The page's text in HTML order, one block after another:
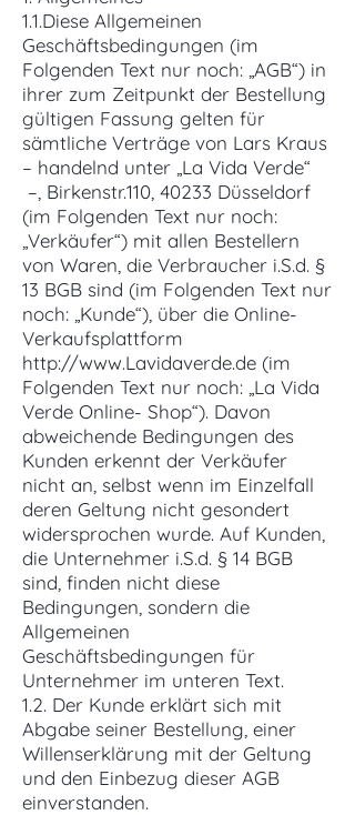
1.1.Diese Allgemeinen
Geschäftsbedingungen (im
Folgenden Text nur noch: „AGB“) in
ihrer zum Zeitpunkt der Bestellung
gültigen Fassung gelten für
sämtliche Verträge von Lars Kraus
– handelnd unter „La Vida Verde“
–, Birkenstr.110, 40233 Düsseldorf
(im Folgenden Text nur noch:
„Verkäufer“) mit allen Bestellern
von Waren, die Verbraucher i.S.d. §
13 BGB sind (im Folgenden Text nur
noch: „Kunde“), über die Online-
Verkaufsplattform
http://www.Lavidaverde.de (im
Folgenden Text nur noch: „La Vida
Verde Online- Shop“). Davon
abweichende Bedingungen des
Kunden erkennt der Verkäufer
nicht an, selbst wenn im Einzelfall
deren Geltung nicht gesondert
widersprochen wurde. Auf Kunden,
die Unternehmer i.S.d. § 14 BGB
sind, finden nicht diese
Bedingungen, sondern die
Allgemeinen
Geschäftsbedingungen für
Unternehmer im unteren Text.
1.2. Der Kunde erklärt sich mit
Abgabe seiner Bestellung, einer
Willenserklärung mit der Geltung
und den Einbezug dieser AGB
einverstanden.